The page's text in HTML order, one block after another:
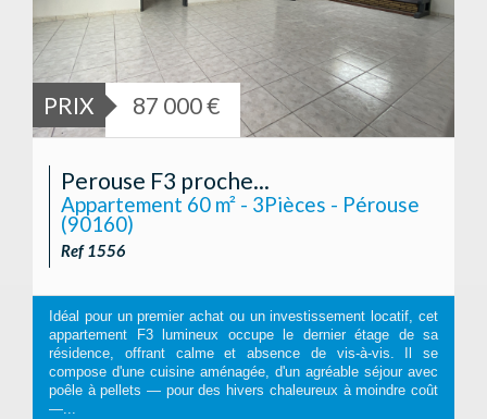
PRIX 87 000 €
Perouse F3 proche...
Appartement 60 m² - 3Pièces - Pérouse
(90160)
Ref 1556
Idéal pour un premier achat ou un investissement locatif, cet
appartement F3 lumineux occupe le dernier étage de sa
résidence, offrant calme et absence de vis-à-vis. Il se
compose d'une cuisine aménagée, d'un agréable séjour avec
poêle à pellets — pour des hivers chaleureux à moindre coût
—...